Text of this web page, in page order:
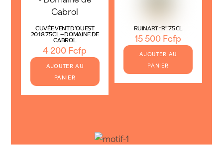
CUVÉE VENT D’OUEST
2018 75CL – DOMAINE DE
CABROL
4 200Fcfp
AJOUTER AU
PANIER
RUINART “R” 75CL
15 500Fcfp
AJOUTER AU
PANIER